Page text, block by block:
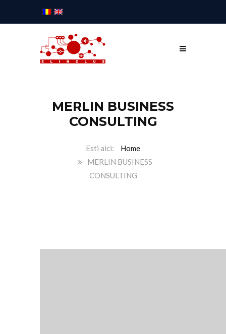
MERLIN BUSINESS
CONSULTING
Home
MERLIN BUSINESS
CONSULTING